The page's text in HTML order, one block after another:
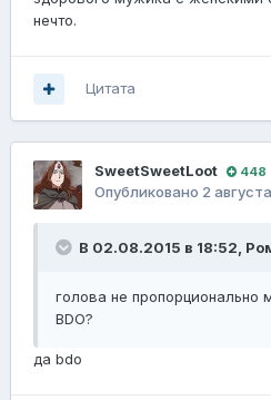
нечто.
Цитата
SweetSweetLoot 448
Опубликовано 2
В 02.08.2015 в 18:52,
голова не пропорционально
BDO?
да bdo